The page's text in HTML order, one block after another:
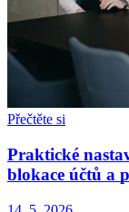
Přečtěte si
Praktické
blokace účtů a